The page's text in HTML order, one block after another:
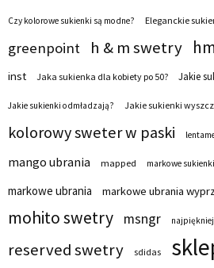
Czy kolorowe sukienki są modne? Eleganckie
greenpoint h & m swetry
inst Jaka sukienka dla kobiety po 50? Jakie
Jakie sukienki odmładzają? Jakie sukienki
kolorowy sweter w paski
mango ubrania mapped markowe
markowe ubrania markowe ubrania
mohito swetry msngr
reserved swetry sdidas